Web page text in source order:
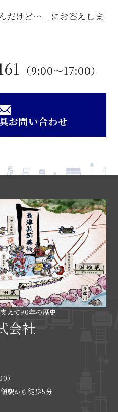
だけど…」にお答えしま
（9:00〜17:00）
お問い合わせ
えて90年の歴史
会社
）
駅から徒歩5分